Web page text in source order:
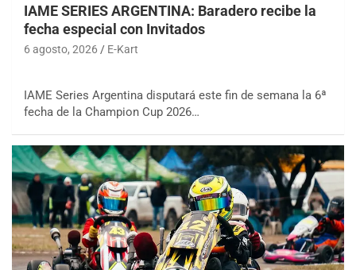
IAME SERIES ARGENTINA: Baradero recibe la
fecha especial con Invitados
6 agosto, 2026 E-Kart
IAME Series Argentina disputará este fin de semana la 6ª
fecha de la Champion Cup 2026…